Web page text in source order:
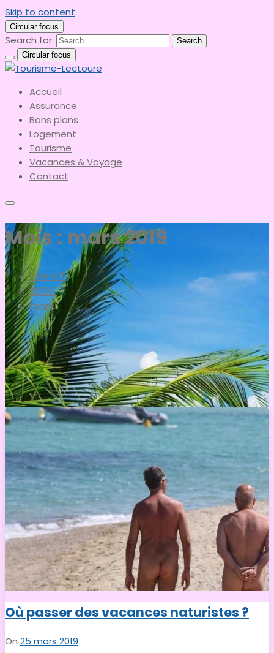
Skip to content
Circular focus
Search for:
Search
Circular focus
Tourisme-Lectoure
le meilleur du tourisme
Accueil
Assurance
Bons plans
Logement
Tourisme
Vacances & Voyage
Contact
Mois : mars 2019
Home
2019
mars
Où passer des vacances naturistes ?
On 25 mars 2019